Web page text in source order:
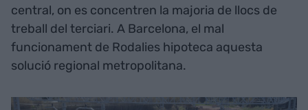
central, on es concentren la majoria de llocs de
treball del terciari. A Barcelona, el mal
funcionament de Rodalies hipoteca aquesta
solució regional metropolitana.